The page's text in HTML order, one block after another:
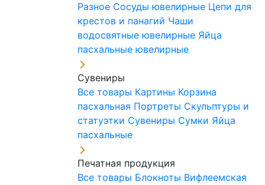
Разное Сосуды ювелирные Цепи для
крестов и панагий Чаши
водосвятные ювелирные Яйца
пасхальные ювелирные
Сувениры
Все товары Картины Корзина
пасхальная Портреты Скульптуры и
статуэтки Сувениры Сумки Яйца
пасхальные
Печатная продукция
Все товары Блокноты Вифлеемская